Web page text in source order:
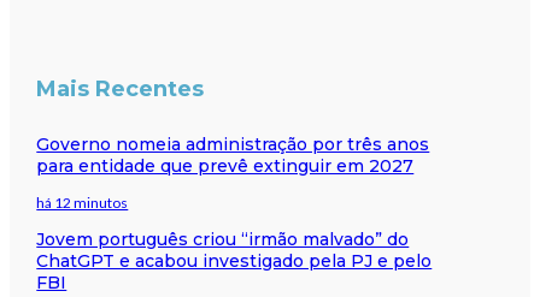
Mais Recentes
Governo nomeia administração por três anos
para entidade que prevê extinguir em 2027
há 12 minutos
Jovem português criou “irmão malvado” do
ChatGPT e acabou investigado pela PJ e pelo
FBI